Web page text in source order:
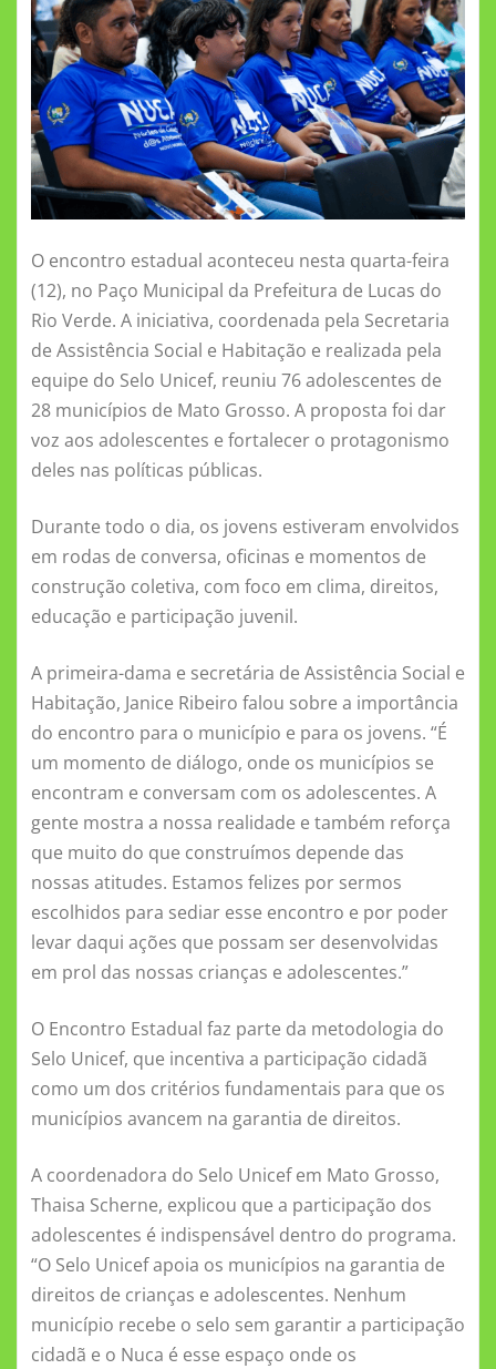
k ni
ki
O encontro estadual aconteceu nesta quarta-feira
(12), no Paço Municipal da Prefeitura de Lucas do
Rio Verde. A iniciativa, coordenada pela Secretaria
de Assistência Social e Habitação e realizada pela
equipe do Selo Unicef, reuniu 76 adolescentes de
28 municípios de Mato Grosso. A proposta foi dar
voz aos adolescentes e fortalecer o protagonismo
deles nas políticas públicas.
Durante todo o dia, os jovens estiveram envolvidos
em rodas de conversa, oficinas e momentos de
construção coletiva, com foco em clima, direitos,
educação e participação juvenil.
A primeira-dama e secretária de Assistência Social e
Habitação, Janice Ribeiro falou sobre a importância
do encontro para o município e para os jovens. “É
um momento de diálogo, onde os municípios se
encontram e conversam com os adolescentes. A
gente mostra a nossa realidade e também reforça
que muito do que construímos depende das
nossas atitudes. Estamos felizes por sermos
escolhidos para sediar esse encontro e por poder
levar daqui ações que possam ser desenvolvidas
em prol das nossas crianças e adolescentes.”
O Encontro Estadual faz parte da metodologia do
Selo Unicef, que incentiva a participação cidadã
como um dos critérios fundamentais para que os
municípios avancem na garantia de direitos.
A coordenadora do Selo Unicef em Mato Grosso,
Thaisa Scherne, explicou que a participação dos
adolescentes é indispensável dentro do programa.
“O Selo Unicef apoia os municípios na garantia de
direitos de crianças e adolescentes. Nenhum
município recebe o selo sem garantir a participação
cidadã e o Nuca é esse espaço onde os